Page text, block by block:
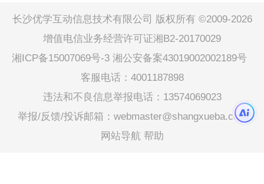
长沙优学互动信息技术有限公司 版权所有 ©2009-2026
增值电信业务经营许可证湘B2-20170029
湘ICP备15007069号-3 湘公安备案43019002002189号
客服电话：4001187898
违法和不良信息举报电话：13574069023
举报/反馈/投诉邮箱：webmaster@shangxueba.com
网站导航 帮助